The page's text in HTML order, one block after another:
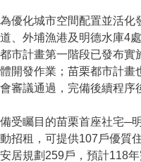
為優化城市空間配置並活化
道、外埔漁港及明德水庫4
都市計畫第一階段已發布實
體開發作業；苗栗都市計畫
會審議通過，完備後續程序
備受矚目的苗栗首座社宅─
動招租，可提供107戶優質
安居規劃259戶，預計118